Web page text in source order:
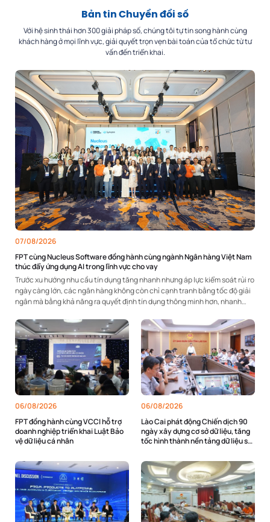
Bản tin Chuyển đổi số
Với hệ sinh thái hơn 300 giải pháp số, chúng tôi tự tin song hành cùng
khách hàng ở mọi lĩnh vực, giải quyết trọn vẹn bài toán của tổ chức từ tư
vấn đến triển khai.
07/08/2026
FPT cùng Nucleus Software đồng hành cùng ngành Ngân hàng Việt Nam
thúc đẩy ứng dụng AI trong lĩnh vực cho vay
Trước xu hướng nhu cầu tín dụng tăng nhanh nhưng áp lực kiểm soát rủi ro
ngày càng lớn, các ngân hàng không còn chỉ cạnh tranh bằng tốc độ giải
ngân mà bằng khả năng ra quyết định tín dụng thông minh hơn, nhanh
06/08/2026
FPT đồng hành cùng VCCI hỗ trợ
doanh nghiệp triển khai Luật Bảo
vệ dữ liệu cá nhân
06/08/2026
Lào Cai phát động Chiến dịch 90
ngày xây dựng cơ sở dữ liệu, tăng
tốc hình thành nền tảng dữ liệu số